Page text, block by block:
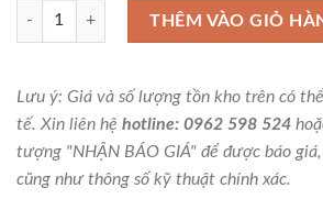
Dưỡng kiểm ren 3/8-16 UNC GPIP2B
THÊM VÀO GIỎ
Lưu ý: Giá và số lượng tồn kho trên có
tế. Xin liên hệ hotline: 0962 598 524
tượng "NHẬN BÁO GIÁ" để được báo
cũng như thông số kỹ thuật chính xác.